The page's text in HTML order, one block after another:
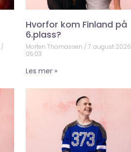
Hvorfor kom Finland på
6.plass?
Morten Thomassen 7. august 2026
05:03
Les mer »